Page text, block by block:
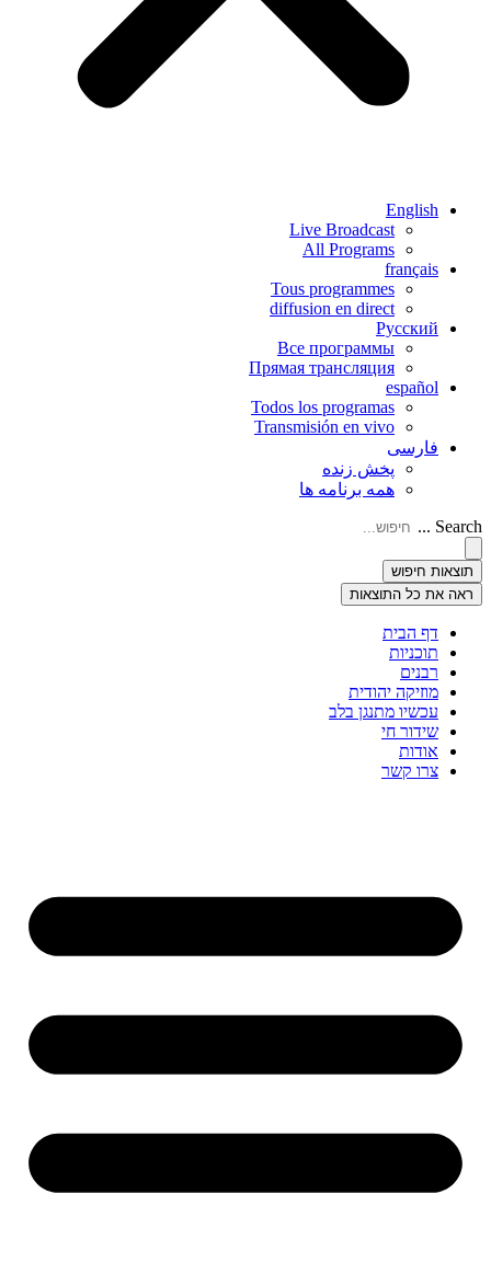
English
Live Broadcast
All Programs
français
Tous programmes
diffusion en direct
Русский
Все программы
Прямая трансляция
español
Todos los programas
Transmisión en vivo
فارسی
پخش زنده
همه برنامه ها
Search ...
תוצאות חיפוש
ראה את כל התוצאות
דף הבית
תוכניות
רבנים
מוזיקה יהודית
עכשיו מתנגן בלב
שידור חי
אודות
צרו קשר